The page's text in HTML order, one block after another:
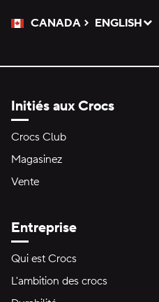
CANADA
Veuillez sélectionner une langue
ENGLISH
Sélectionné
Initiés aux Crocs
Crocs Club
Magasinez
Vente
Entreprise
Qui est Crocs
L'ambition des crocs